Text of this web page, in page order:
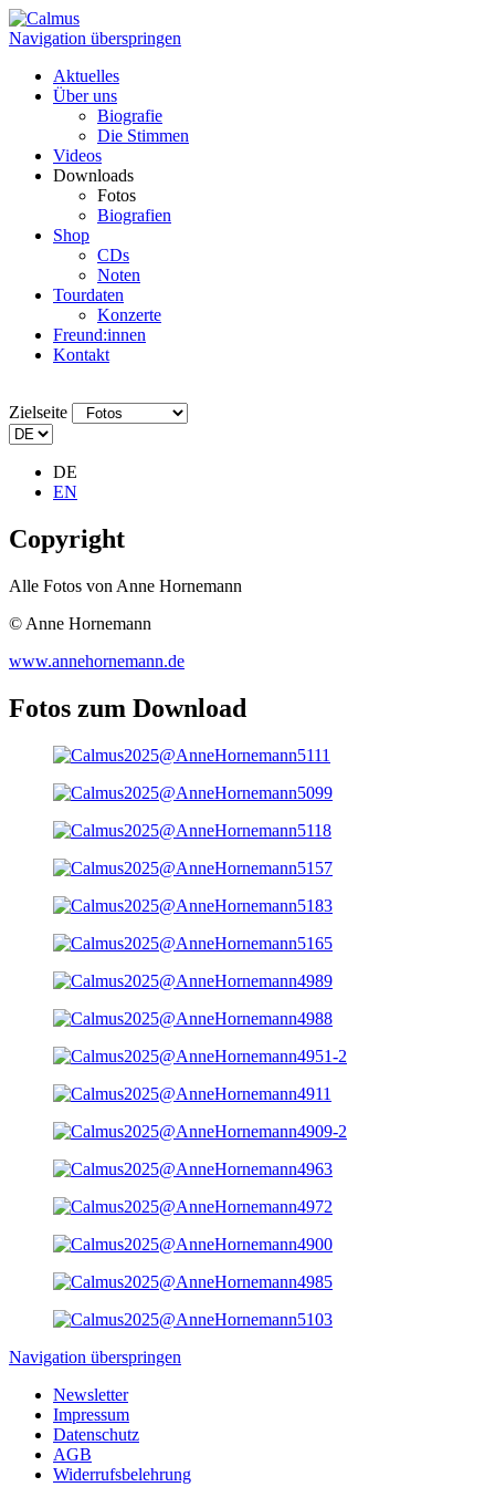
Navigation überspringen
Aktuelles
Über uns
Biografie
Die Stimmen
Videos
Downloads
Fotos
Biografien
Shop
CDs
Noten
Tourdaten
Konzerte
Freund:innen
Kontakt
Zielseite
DE
EN
Copyright
Alle Fotos von Anne Hornemann
© Anne Hornemann
www.annehornemann.de
Fotos zum Download
Navigation überspringen
Newsletter
Impressum
Datenschutz
AGB
Widerrufsbelehrung